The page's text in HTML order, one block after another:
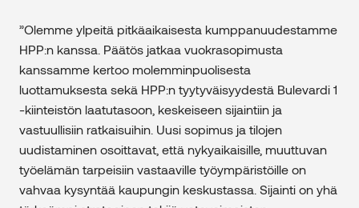
”Olemme ylpeitä pitkäaikaisesta kumppanuudestamme
HPP:n kanssa. Päätös jatkaa vuokrasopimusta
kanssamme kertoo molemminpuolisesta
luottamuksesta sekä HPP:n tyytyväisyydestä Bulevardi 1
-kiinteistön laatutasoon, keskeiseen sijaintiin ja
vastuullisiin ratkaisuihin. Uusi sopimus ja tilojen
uudistaminen osoittavat, että nykyaikaisille, muuttuvan
työelämän tarpeisiin vastaaville työympäristöille on
vahvaa kysyntää kaupungin keskustassa. Sijainti on yhä